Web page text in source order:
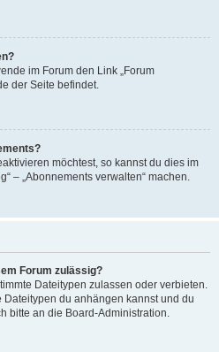
im Forum den Link „Forum
der Seite befindet.
möchtest, so kannst du dies im
– „Abonnements verwalten“ machen.
Forum zulässig?
Dateitypen zulassen oder verbieten.
Dateitypen du anhängen kannst und du
bitte an die Board-Administration.